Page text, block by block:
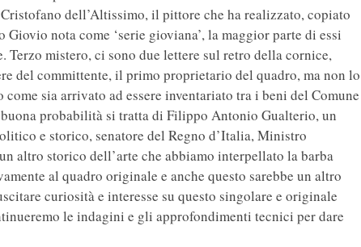
dell’Altissimo, il pittore che ha realizzato, copiato
nota come ‘serie gioviana’, la maggior parte di essi
mistero, ci sono due lettere sul retro della cornice,
del committente, il primo proprietario del quadro, ma non lo
sia arrivato ad essere inventariato tra i beni del Comune
probabilità si tratta di Filippo Antonio Gualterio, un
e storico, senatore del Regno d’Italia, Ministro
altro storico dell’arte che abbiamo interpellato la barba
al quadro originale e anche questo sarebbe un altro
curiosità e interesse su questo singolare e originale
le indagini e gli approfondimenti tecnici per dare